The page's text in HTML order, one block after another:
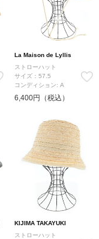
La Maison de Lyllis
ストローハット
サイズ：57.5
コンディション: A
6,400円（税込）
KIJIMA TAKAYUKI
ストローハット